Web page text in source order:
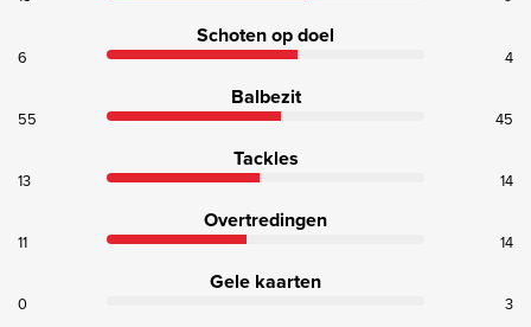
Schoten op doel
6 4
Balbezit
55 45
Tackles
13 14
Overtredingen
11 14
Gele kaarten
0 3